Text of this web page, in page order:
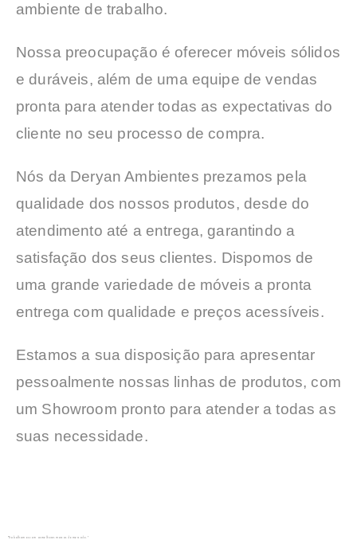
ambiente de trabalho.
Nossa preocupação é oferecer móveis sólidos
e duráveis, além de uma equipe de vendas
pronta para atender todas as expectativas do
cliente no seu processo de compra.
Nós da Deryan Ambientes prezamos pela
qualidade dos nossos produtos, desde do
atendimento até a entrega, garantindo a
satisfação dos seus clientes. Dispomos de
uma grande variedade de móveis a pronta
entrega com qualidade e preços acessíveis.
Estamos a sua disposição para apresentar
pessoalmente nossas linhas de produtos, com
um Showroom pronto para atender a todas as
suas necessidade.
"Trabalhamos com as melhores marcas do mercado."